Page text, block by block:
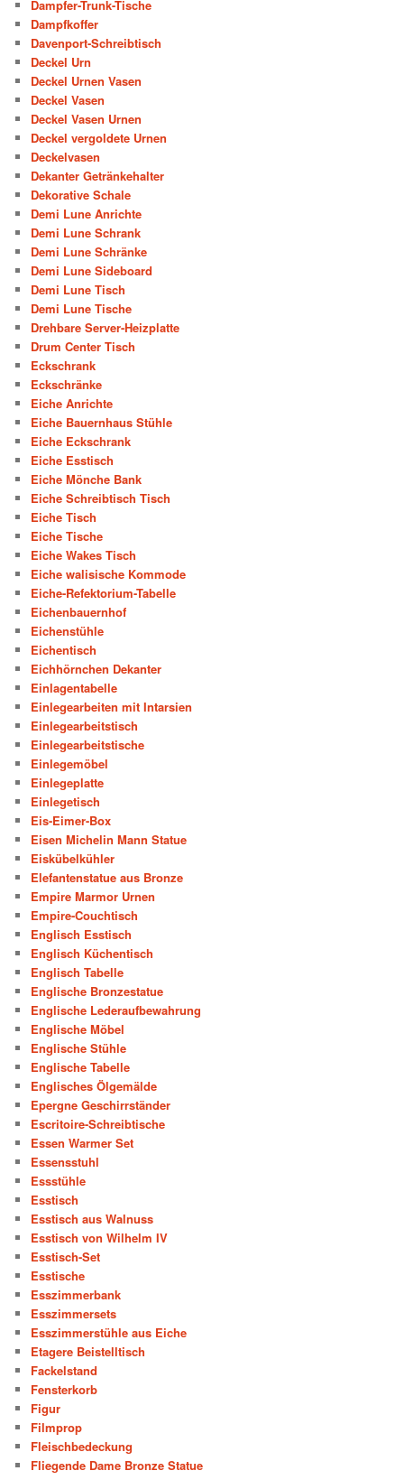
Dampfer-Trunk-Tische
Dampfkoffer
Davenport-Schreibtisch
Deckel Urn
Deckel Urnen Vasen
Deckel Vasen
Deckel Vasen Urnen
Deckel vergoldete Urnen
Deckelvasen
Dekanter Getränkehalter
Dekorative Schale
Demi Lune Anrichte
Demi Lune Schrank
Demi Lune Schränke
Demi Lune Sideboard
Demi Lune Tisch
Demi Lune Tische
Drehbare Server-Heizplatte
Drum Center Tisch
Eckschrank
Eckschränke
Eiche Anrichte
Eiche Bauernhaus Stühle
Eiche Eckschrank
Eiche Esstisch
Eiche Mönche Bank
Eiche Schreibtisch Tisch
Eiche Tisch
Eiche Tische
Eiche Wakes Tisch
Eiche walisische Kommode
Eiche-Refektorium-Tabelle
Eichenbauernhof
Eichenstühle
Eichentisch
Eichhörnchen Dekanter
Einlagentabelle
Einlegearbeiten mit Intarsien
Einlegearbeitstisch
Einlegearbeitstische
Einlegemöbel
Einlegeplatte
Einlegetisch
Eis-Eimer-Box
Eisen Michelin Mann Statue
Eiskübelkühler
Elefantenstatue aus Bronze
Empire Marmor Urnen
Empire-Couchtisch
Englisch Esstisch
Englisch Küchentisch
Englisch Tabelle
Englische Bronzestatue
Englische Lederaufbewahrung
Englische Möbel
Englische Stühle
Englische Tabelle
Englisches Ölgemälde
Epergne Geschirrständer
Escritoire-Schreibtische
Essen Warmer Set
Essensstuhl
Essstühle
Esstisch
Esstisch aus Walnuss
Esstisch von Wilhelm IV
Esstisch-Set
Esstische
Esszimmerbank
Esszimmersets
Esszimmerstühle aus Eiche
Etagere Beistelltisch
Fackelstand
Fensterkorb
Figur
Filmprop
Fleischbedeckung
Fliegende Dame Bronze Statue